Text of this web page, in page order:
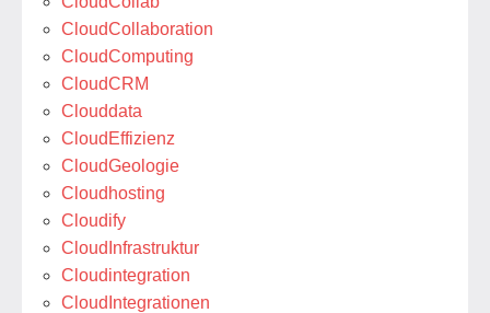
CloudCollaboration
CloudComputing
CloudCRM
Clouddata
CloudEffizienz
CloudGeologie
Cloudhosting
Cloudify
CloudInfrastruktur
Cloudintegration
CloudIntegrationen